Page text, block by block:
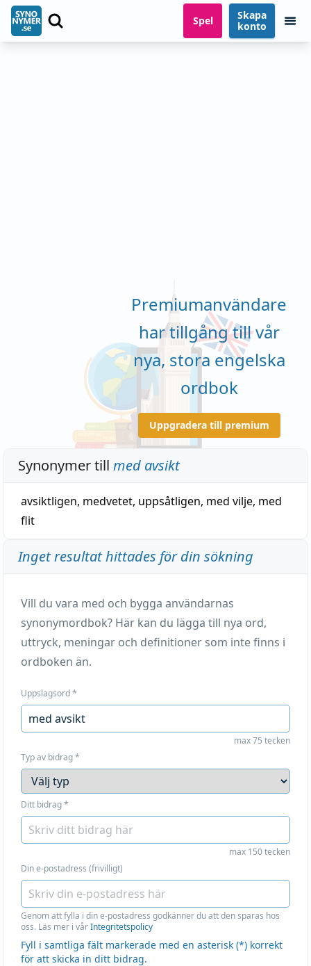
Spel
Skapa
konto
Premiumanvändare
har tillgång till vår
nya, stora engelska
ordbok
Uppgradera till premium
Synonymer till med avsikt
avsiktligen, medvetet, uppsåtligen, med vilje, med
flit
Inget resultat hittades för din sökning
Vill du vara med och bygga användarnas
synonymordbok? Här kan du lägga till nya ord,
uttryck, meningar och definitioner som inte finns i
ordboken än.
Uppslagsord*
max 75 tecken
Typ av bidrag*
Ditt bidrag*
max 150 tecken
Din e-postadress (frivilligt)
Genom att fylla i din e-postadress godkänner du att den sparas hos
oss. Läs mer i vårIntegritetspolicy
Fyll i samtliga fält markerade med en asterisk (*) korrekt
för att skicka in ditt bidrag.